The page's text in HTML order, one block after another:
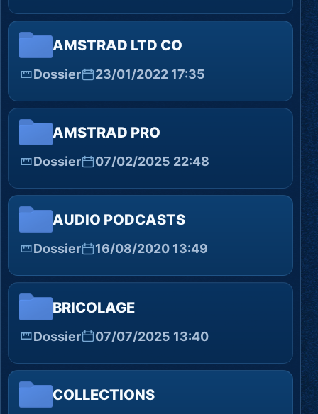
AMSTRAD LTD CO
Dossier 23/01/2022 17:35
AMSTRAD PRO
Dossier 07/02/2025 22:48
AUDIO PODCASTS
Dossier 16/08/2020 13:49
BRICOLAGE
Dossier 07/07/2025 13:40
COLLECTIONS